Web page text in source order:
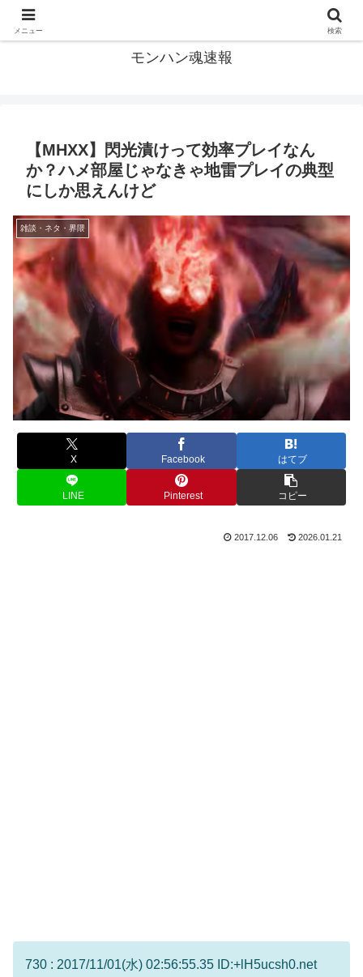
モンハン魂速報
【MHXX】閃光漬けって効率プレイなん
か？ハメ部屋じゃなきゃ地雷プレイの典型
にしか思えんけど
雑談・ネタ・界隈
X Facebook はてブ
LINE Pinterest コピー
2017.12.06 2026.01.21
730 : 2017/11/01(水) 02:56:55.35 ID:+lH5ucsh0.net
メニュー 検索